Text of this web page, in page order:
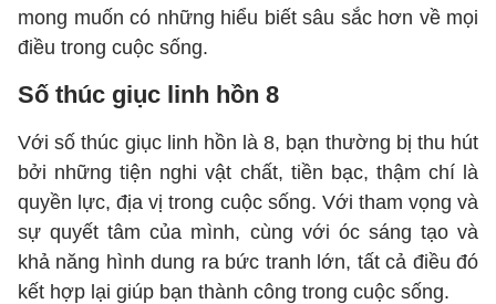
mong muốn có những hiểu biết sâu sắc hơn về mọi
điều trong cuộc sống.
Số thúc giục linh hồn 8
Với số thúc giục linh hồn là 8, bạn thường bị thu hút
bởi những tiện nghi vật chất, tiền bạc, thậm chí là
quyền lực, địa vị trong cuộc sống. Với tham vọng và
sự quyết tâm của mình, cùng với óc sáng tạo và
khả năng hình dung ra bức tranh lớn, tất cả điều đó
kết hợp lại giúp bạn thành công trong cuộc sống.